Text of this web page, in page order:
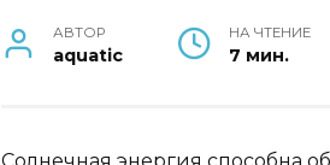
АВТОР
aquatic
НА ЧТЕНИЕ
7 мин.